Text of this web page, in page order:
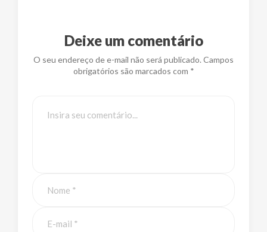
Deixe um comentário
O seu endereço de e-mail não será publicado. Campos
obrigatórios são marcados com *